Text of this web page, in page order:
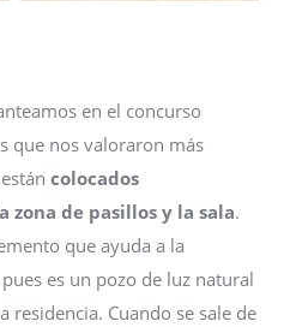
en el concurso
que nos valoraron más
colocados
de pasillos y la sala.
que ayuda a la
es un pozo de luz natural
residencia. Cuando se sale de